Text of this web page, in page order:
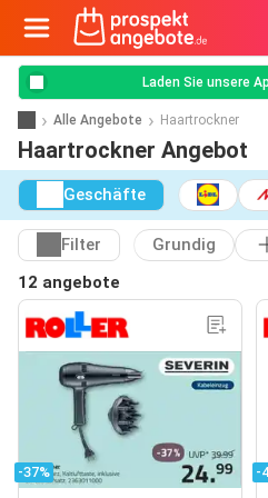
Laden Sie unsere
Alle Angebote Haartrockner
Haartrockner Angebot
Geschäfte
Filter Grundig
12 angebote
-37% -